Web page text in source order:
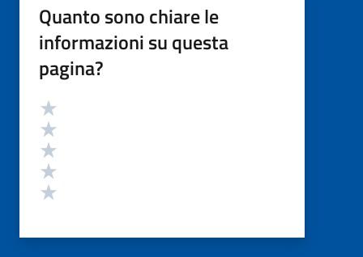
Quanto sono chiare le
informazioni su questa
pagina?
Valutazione